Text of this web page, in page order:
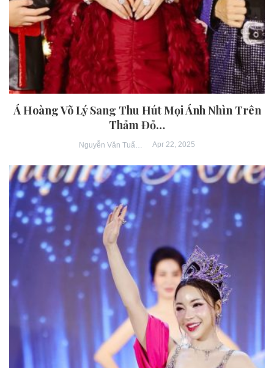
Á Hoàng Võ Lý Sang Thu Hút Mọi Ánh Nhìn Trên
Thảm Đỏ…
Nguyễn Văn Tuấn Apr 22, 2025